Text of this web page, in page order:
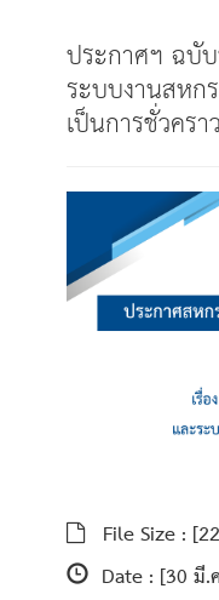
ประกาศฯ ฉบั
ระบบงานสห
เป็นการชั่วคราว
File Size :
Date : [30 มี.